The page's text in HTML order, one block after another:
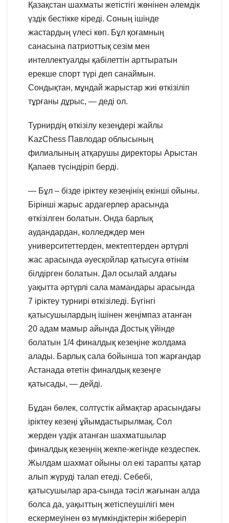
Қазақстан шахматы жетістігі жөнінен әлемдік
үздік бестікке кіреді. Соның ішінде
жастардың үлесі көп. Бұл қоғамның
санасына патриоттық сезім мен
интеллектуалды қабілеттін арттыратын
ерекше спорт түрі деп санаймын.
Сондықтан, мұндай жарыстар жиі өткізіліп
тұрғаны дұрыс, — деді ол.
Турнирдің өткізілу кезеңдері жайлы
KazChess Павлодар облысының
филиалының атқарушы директоры Арыстан
Қапаев түсіндіріп берді.
— Бұл – бізде іріктеу кезеңінің екінші ойыны.
Бірінші жарыс ардагерлер арасында
өткізілген болатын. Онда барлық
аудандардан, колледждер мен
университеттерден, мектептерден әртүрлі
жас арасында әуесқойлар қатысуға өтінім
білдірген болатын. Дәл осылай алдағы
уақытта әртүрлі сала мамандары арасында
7 іріктеу турнирі өткізіледі. Бүгінгі
қатысушылардың ішінен жеңімпаз атанған
20 адам мамыр айында Достық үйінде
болатын 1/4 финалдық кезеңіне жолдама
алады. Барлық сала бойынша топ жарғандар
Астанада өтетін финалдық кезеңге
қатысады, — дейді.
Бұдан бөлек, солтүстік аймақтар арасындағы
іріктеу кезеңі ұйымдастырылмақ. Сол
жерден үздік атанған шахматшылар
финалдық кезеңнің жекпе-жегінде кездеспек.
Жылдам шахмат ойыны ол екі тарапты қатар
алып жүруді талап етеді. Себебі,
қатысушылар ара-сында тәсіл жағынан алда
болса да, уақыттың жетіспеушілігі мен
ескермеуінен өз мүмкіндіктерін жібереріп